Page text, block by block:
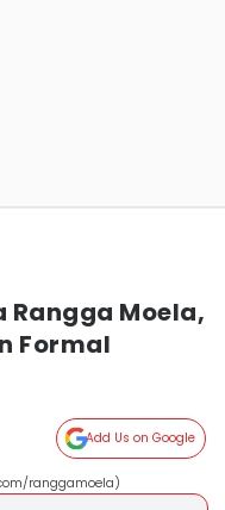
Rangga Moela,
Formal
Add Us on Google
ranggamoela)